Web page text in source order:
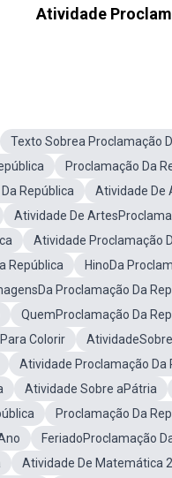
Atividade
Texto Sobrea Proclamação
Proclamação Da
República
Atividade De
Atividade De
Atividade Proclamação
República
HinoDa
Proclamação Da
QuemProclamação Da
Colorir
Atividade Proclamação Da
Atividade Sobre aPátria
Proclamação Da
FeriadoProclamação
Atividade De Matemática